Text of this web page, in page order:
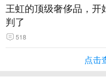
王虹的顶级奢侈品，开
判了
518
点击